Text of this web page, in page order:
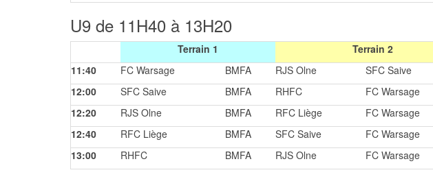
U9 de 11H40 à 13H20
Terrain 1 Terrain 2
11:40
FC Warsage BMFA RJS Olne SFC Saive
12:00
SFC Saive BMFA RHFC FC Warsage
12:20
RJS Olne BMFA RFC Liège FC Warsage
12:40
RFC Liège BMFA SFC Saive FC Warsage
13:00
RHFC BMFA RJS Olne FC Warsage